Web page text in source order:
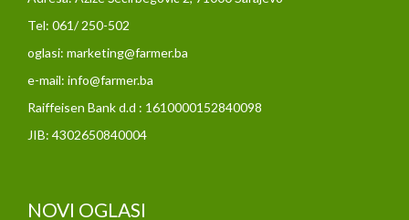
Tel: 061/ 250-502
oglasi: marketing@farmer.ba
e-mail: info@farmer.ba
Raiffeisen Bank d.d : 1610000152840098
JIB: 4302650840004
NOVI OGLASI